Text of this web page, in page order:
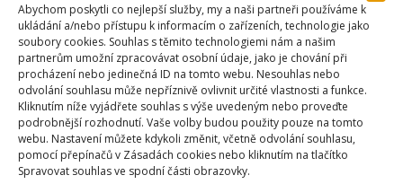
Abychom poskytli co nejlepší služby, my a naši partneři používáme k
ukládání a/nebo přístupu k informacím o zařízeních, technologie jako
soubory cookies. Souhlas s těmito technologiemi nám a našim
partnerům umožní zpracovávat osobní údaje, jako je chování při
procházení nebo jedinečná ID na tomto webu. Nesouhlas nebo
odvolání souhlasu může nepříznivě ovlivnit určité vlastnosti a funkce.
Kliknutím níže vyjádřete souhlas s výše uvedeným nebo proveďte
podrobnější rozhodnutí. Vaše volby budou použity pouze na tomto
webu. Nastavení můžete kdykoli změnit, včetně odvolání souhlasu,
pomocí přepínačů v Zásadách cookies nebo kliknutím na tlačítko
Spravovat souhlas ve spodní části obrazovky.
OBLÍBENÉ ČLÁNKY
Pokuta až 10 000 Kč hrozí za nesprávné sekání i
nesekání trávy. Záleží i na prostředku a lokaci